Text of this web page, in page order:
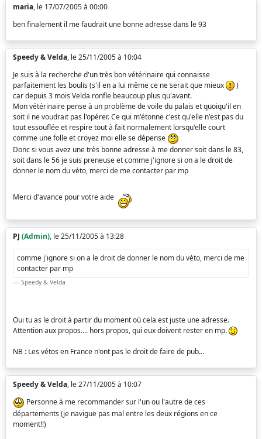
maria, le 17/07/2005 à 00:00
ben finalement il me faudrait une bonne adresse dans le 93
Speedy & Velda, le 25/11/2005 à 10:04
Je suis à la recherche d'un très bon vétérinaire qui connaisse
parfaitement les boulis (s'il en a lui même ce ne serait que mieux
)
car depuis 3 mois Velda ronfle beaucoup plus qu'avant.
Mon vétérinaire pense à un problème de voile du palais et quoiqu'il en
soit il ne voudrait pas l'opérer. Ce qui m'étonne c'est qu'elle n'est pas du
tout essouflée et respire tout à fait normalement lorsqu'elle court
comme une folle et croyez moi elle se dépense
Donc si vous avez une très bonne adresse à me donner soit dans le 83,
soit dans le 56 je suis preneuse et comme j'ignore si on a le droit de
donner le nom du véto, merci de me contacter par mp
Merci d'avance pour votre aide
PJ (Admin), le 25/11/2005 à 13:28
comme j'ignore si on a le droit de donner le nom du véto, merci de me
contacter par mp
Speedy & Velda
Oui tu as le droit à partir du moment où cela est juste une adresse.
Attention aux propos.... hors propos, qui eux doivent rester en mp.
NB : Les vétos en France n'ont pas le droit de faire de pub...
Speedy & Velda, le 27/11/2005 à 10:07
Personne à me recommander sur l'un ou l'autre de ces
départements (je navigue pas mal entre les deux régions en ce
moment!!)